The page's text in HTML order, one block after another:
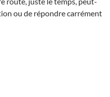
ou de répondre carrément